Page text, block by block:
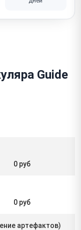
Guide
0 руб
0 руб
артефактов)